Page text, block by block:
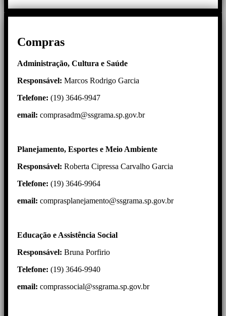
Compras
Administração, Cultura e Saúde
Responsável: Marcos Rodrigo Garcia
Telefone: (19) 3646-9947
email: comprasadm@ssgrama.sp.gov.br
Planejamento, Esportes e Meio Ambiente
Responsável: Roberta Cipressa Carvalho Garcia
Telefone: (19) 3646-9964
email: comprasplanejamento@ssgrama.sp.gov.br
Educação e Assistência Social
Responsável: Bruna Porfirio
Telefone: (19) 3646-9940
email: comprassocial@ssgrama.sp.gov.br